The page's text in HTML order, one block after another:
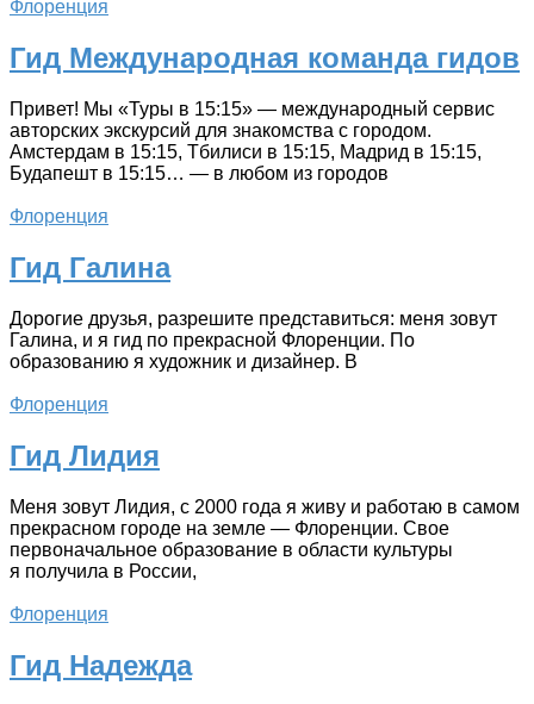
Флоренция
Гид Международная команда гидов
Привет! Мы «Туры в 15:15» — международный сервис
авторских экскурсий для знакомства с городом.
Амстердам в 15:15, Тбилиси в 15:15, Мадрид в 15:15,
Будапешт в 15:15… — в любом из городов
Флоренция
Гид Галина
Дорогие друзья, разрешите представиться: меня зовут
Галина, и я гид по прекрасной Флоренции. По
образованию я художник и дизайнер. В
Флоренция
Гид Лидия
Меня зовут Лидия, с 2000 года я живу и работаю в самом
прекрасном городе на земле — Флоренции. Свое
первоначальное образование в области культуры
я получила в России,
Флоренция
Гид Надежда